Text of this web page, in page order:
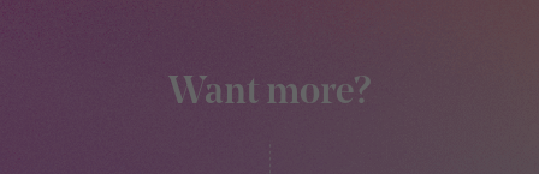
Want more?